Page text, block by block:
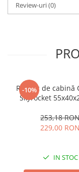
Review-uri(0)
-10%
Rucsac de cabină
Skyrocket
Wizzair , bagaj
gratuit TAROM sau
253,18
229,00 RON
IN STOC